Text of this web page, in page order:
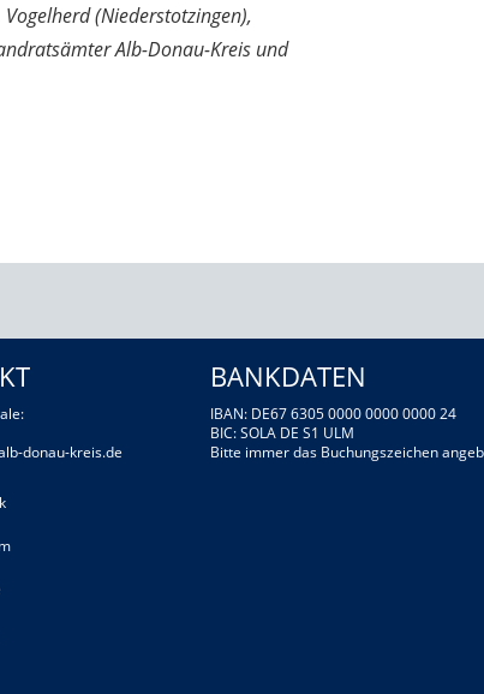
(Niederstotzingen),
Alb-Donau-Kreis und
donau-kreis.de
BANKDATEN
IBAN: DE67 6305 0000 0000 0000 24
BIC: SOLA DE S1 ULM
Bitte immer das Buchungszeichen